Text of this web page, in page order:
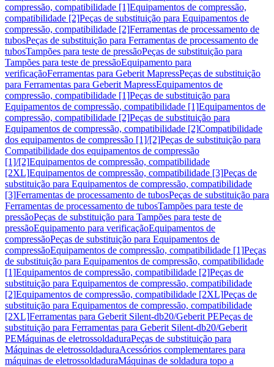
compressão, compatibilidade [1]Equipamentos de compressão,
compatibilidade [2]Peças de substituição para Equipamentos de
compressão, compatibilidade [2]Ferramentas de processamento de
tubosPeças de substituição para Ferramentas de processamento de
tubosTampões para teste de pressãoPeças de substituição para
Tampões para teste de pressãoEquipamento para
verificaçãoFerramentas para Geberit MapressPeças de substituição
para Ferramentas para Geberit MapressEquipamentos de
compressão, compatibilidade [1]Peças de substituição para
Equipamentos de compressão, compatibilidade [1]Equipamentos de
compressão, compatibilidade [2]Peças de substituição para
Equipamentos de compressão, compatibilidade [2]Compatibilidade
dos equipamentos de compressão [1]/[2]Peças de substituição para
Compatibilidade dos equipamentos de compressão
[1]/[2]Equipamentos de compressão, compatibilidade
[2XL]Equipamentos de compressão, compatibilidade [3]Peças de
substituição para Equipamentos de compressão, compatibilidade
[3]Ferramentas de processamento de tubosPeças de substituição para
Ferramentas de processamento de tubosTampões para teste de
pressãoPeças de substituição para Tampões para teste de
pressãoEquipamento para verificaçãoEquipamentos de
compressãoPeças de substituição para Equipamentos de
compressãoEquipamentos de compressão, compatibilidade [1]Peças
de substituição para Equipamentos de compressão, compatibilidade
[1]Equipamentos de compressão, compatibilidade [2]Peças de
substituição para Equipamentos de compressão, compatibilidade
[2]Equipamentos de compressão, compatibilidade [2XL]Peças de
substituição para Equipamentos de compressão, compatibilidade
[2XL]Ferramentas para Geberit Silent-db20/Geberit PEPeças de
substituição para Ferramentas para Geberit Silent-db20/Geberit
PEMáquinas de eletrossoldaduraPeças de substituição para
Máquinas de eletrossoldaduraAcessórios complementares para
máquinas de eletrossoldaduraMáquinas de soldadura topo a